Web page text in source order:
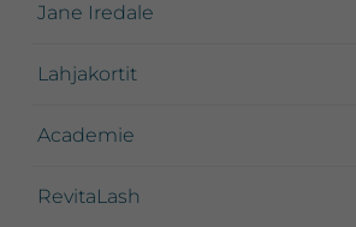
Jane Iredale
Lahjakortit
Academie
RevitaLash